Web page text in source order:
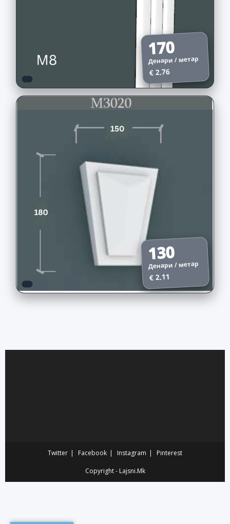
170
Денари / метар
€ 2.76
130
Денари / метар
€ 2.11
Twitter Facebook Instagram Pinterest
Copyright - Lajsni.Mk